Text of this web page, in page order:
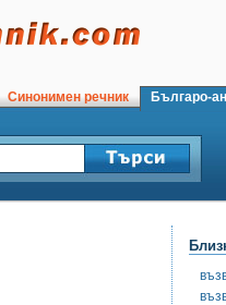
Синонимен речник Българо-